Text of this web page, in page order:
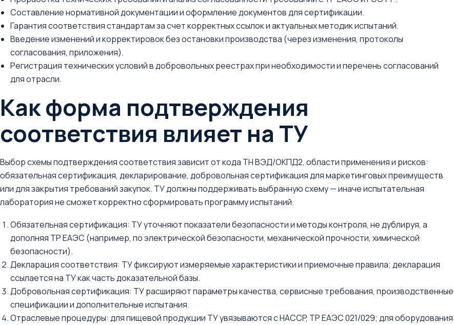
Составление нормативной документации и оформление документов для сертификации.
Гарантия соответствия стандартам за счет корректных ссылок и актуальных методик испытаний.
Введение изменений и корректировок без остановки производства (через изменения, протоколы
согласования, приложения).
Регистрация технических условий в добровольных реестрах при необходимости и перечень согласований
для отрасли.
Как форма подтверждения
соответствия влияет на ТУ
Выбор схемы подтверждения соответствия зависит от кода ТН ВЭД/ОКПД2, области применения и рисков:
обязательная сертификация, декларирование, добровольная сертификация для маркетинговых преимуществ
или для закрытия требований закупок. ТУ должны поддерживать выбранную схему — иначе испытательная
лаборатория не сможет корректно сформировать программу испытаний.
Обязательная сертификация: ТУ уточняют показатели безопасности и методы контроля, не дублируя, а
дополняя ТР ЕАЭС (например, по электрической безопасности, механической прочности, химической
безопасности).
Декларация соответствия: ТУ фиксируют измеряемые характеристики и приемочные правила; декларация
ссылается на ТУ как часть доказательной базы.
Добровольная сертификация: ТУ расширяют параметры качества, сервисные требования, производственные
спецификации и дополнительные испытания.
Отраслевые процедуры: для пищевой продукции ТУ увязываются с HACCP, ТР ЕАЭС 021/029; для оборудования